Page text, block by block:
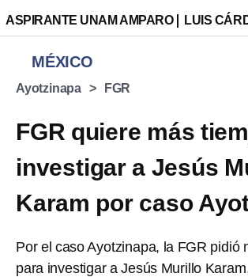
ASPIRANTE UNAM AMPARO LUIS
MÉXICO
Ayotzinapa FGR
FGR quiere más
investigar a Jesús
Karam por caso
Por el caso Ayotzinapa, la FGR pidió
para investigar a Jesús Murillo